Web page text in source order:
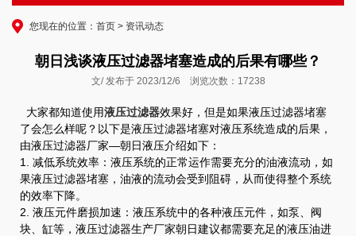
您现在的位置： 首页 > 资讯动态
朝日浅谈液压过滤器堵塞造成的后果有哪些？
文/ 发布于 2023/12/6 浏览次数：17238
大家都知道使用液压过滤器效果好，但是如果液压过滤器堵塞
了会怎么样呢？以下是液压过滤器堵塞对液压系统造成的后果，
由液压过滤器厂家—朝日液压介绍如下：
1. 减低系统效率：液压系统的正常运作需要充分的油液流动，如
果液压过滤器堵塞，油液的流动会受到阻碍，从而使得整个系统
的效率下降。
2. 液压元件磨损加速：液压系统中的各种液压元件，如泵、阀
块、缸等，液压过滤器生产厂家朝日建议都需要充足的液压油进